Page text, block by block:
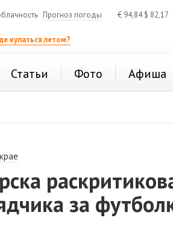
Прогноз погоды € 94,84$ 82,17
купаться летом?
Статьи Фото Афиша
за